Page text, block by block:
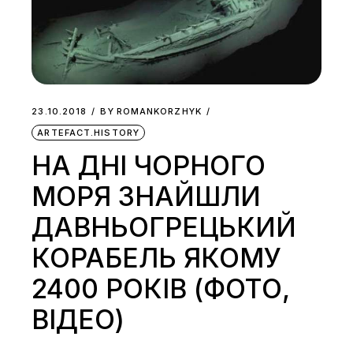
23.10.2018 BY ROMANKORZHYK
ARTEFACT.HISTORY
НА ДНІ ЧОРНОГО
МОРЯ ЗНАЙШЛИ
ДАВНЬОГРЕЦЬКИЙ
КОРАБЕЛЬ ЯКОМУ
2400 РОКІВ (ФОТО,
ВІДЕО)